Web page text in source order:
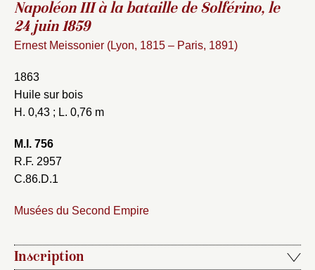
Napoléon III à la bataille de Solférino, le
24 juin 1859
Ernest Meissonier (Lyon, 1815 – Paris, 1891)
1863
Huile sur bois
H. 0,43 ; L. 0,76 m
M.I. 756
R.F. 2957
C.86.D.1
Musées du Second Empire
Inscription